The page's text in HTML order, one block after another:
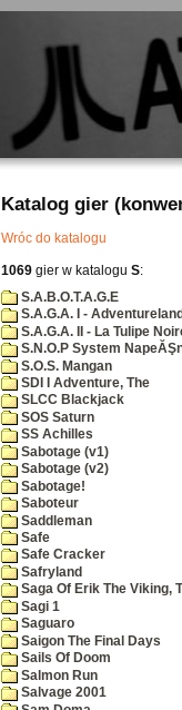
Katalog gier
Wróc do katalogu
1069 gier w katalogu S:
S.A.B.O.T.A.G.E
S.A.G.A. I -
S.A.G.A. II - La Tulipe
S.N.O.P System
S.O.S. Mangan
SDI I Adventure, The
SLCC Blackjack
SOS Saturn
SS Achilles
Sabotage (v1)
Sabotage (v2)
Sabotage!
Saboteur
Saddleman
Safe
Safe Cracker
Safryland
Saga Of Erik The Viking,
Sagi 1
Saguaro
Saigon The Final Days
Sails Of Doom
Salmon Run
Salvage 2001